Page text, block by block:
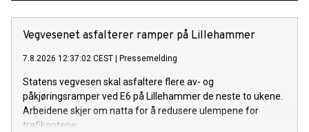
Vegvesenet asfalterer ramper på Lillehammer
7.8.2026 12:37:02 CEST Pressemelding
Statens vegvesen skal asfaltere flere av- og
påkjøringsramper ved E6 på Lillehammer de neste to ukene.
Arbeidene skjer om natta for å redusere ulempene for
trafikantene.